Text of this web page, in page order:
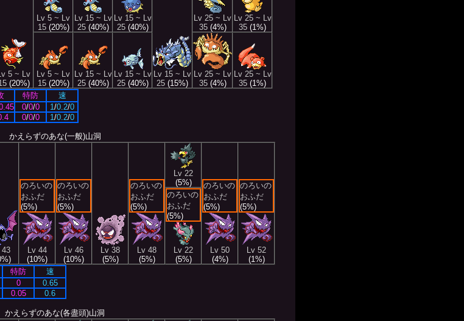
Lv 5 ~ Lv
(20%)
Lv 5 ~ Lv
15(20%)
Lv 15 ~ Lv
25(40%)
Lv 15 ~ Lv
25(40%)
Lv 15 ~ Lv
25 (15%)
Lv 25 ~ Lv
35(4%)
Lv 25 ~ Lv
35 (1%)
Lv 5 ~ Lv
15(20%)
Lv 15 ~ Lv
25(40%)
Lv 15 ~ Lv
25(40%)
Lv 25 ~ Lv
35(4%)
Lv 25 ~ Lv
35 (1%)
特防
速
0/0/0 1 /0.2/0
0/0/0 1 /0.2/0
かえらずのあな(一般)山洞
43
のろいの
おふだ
(5%)
Lv 44
(10%)
のろいの
おふだ
(5%)
Lv 46
(10%)
Lv 38
(5%)
のろいの
おふだ
(5%)
Lv 48
(5%)
Lv 22
(5%)
のろいの
おふだ
(5%)
Lv 50
(4%)
のろいの
おふだ
(5%)
Lv 52
(1%)
のろいの
おふだ
(5%)
Lv 22
(5%)
特防
速
0
0.65
0.05 0.6
かえらずのあな(各盡頭)山洞